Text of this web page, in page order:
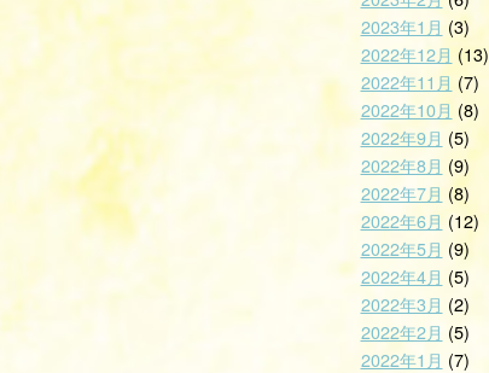
2023年1月 (3)
2022年12月 (13)
2022年11月 (7)
2022年10月 (8)
2022年9月 (5)
2022年8月 (9)
2022年7月 (8)
2022年6月 (12)
2022年5月 (9)
2022年4月 (5)
2022年3月 (2)
2022年2月 (5)
2022年1月 (7)